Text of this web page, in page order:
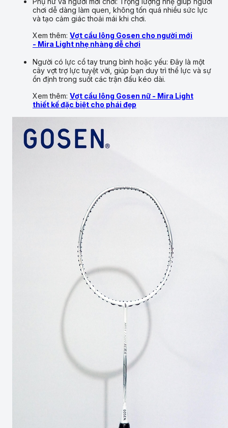
chơi dễ dàng làm quen, không tốn quá nhiều sức lực
và tạo cảm giác thoải mái khi chơi.
Xem thêm: Vợt cầu lông Gosen cho người mới
- Mira Light nhẹ nhàng dễ chơi
Người có lực cổ tay trung bình hoặc yếu: Đây là một
cây vợt trợ lực tuyệt vời, giúp bạn duy trì thể lực và sự
ổn định trong suốt các trận đấu kéo dài.
Xem thêm: Vợt cầu lông Gosen nữ - Mira Light
thiết kế đặc biệt cho phái đẹp